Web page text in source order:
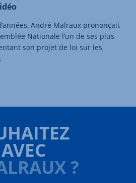
André Malraux prononçait
Nationale l’un de ses plus
son projet de loi sur les
?